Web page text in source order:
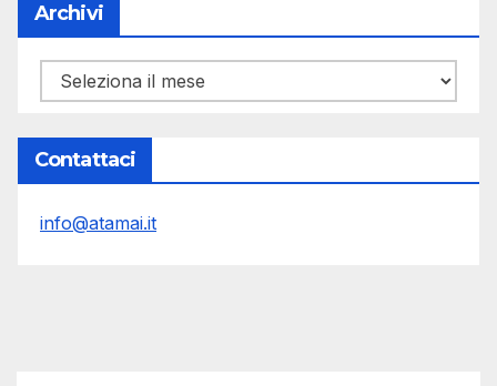
Archivi
Archivi
Contattaci
info@atamai.it